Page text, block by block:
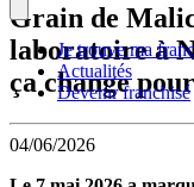
Je trouve ma
Actualités
Devenir franchisé
Grain de
laboratoire à
ça change
04/06/2026